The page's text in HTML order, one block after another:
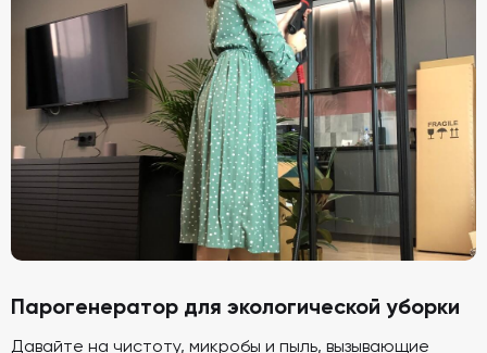
Парогенератор для экологической уборки
Давайте на чистоту, микробы и пыль, вызывающие